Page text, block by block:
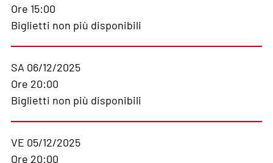
Ore 15:00
Biglietti non più disponibili
SA 06/12/2025
Ore 20:00
Biglietti non più disponibili
VE 05/12/2025
Ore 20:00